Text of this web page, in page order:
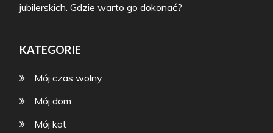
jubilerskich. Gdzie warto go dokonać?
KATEGORIE
Mój czas wolny
Mój dom
Mój kot